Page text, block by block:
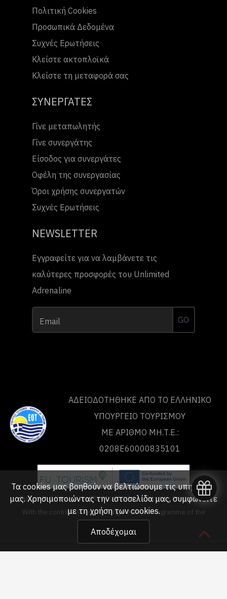
Πολιτική Cookies
Προσωπικά Δεδομένα
Συχνές Ερωτήσεις
Κλείστε ακτοπλοϊκά
Κλείστε τη μεταφορά σας
ΣΥΝΕΡΓΑΤΕΣ
Γίνε μεταπωλητής
Γίνε συνεργάτης
Είσοδος για συνεργάτες
Οφέλη της συνεργασίας
Όροι χρήσης συνεργατών
Συχνές Ερωτήσεις
NEWSLETTER
Εγγραφείτε για να λαμβάνετε τις
καλύτερες προσφορές του Unlimited
Adrenaline
Email GO
ΑΔΕΙΟΔΟΤΗΘΗΚΕ ΑΠΟ ΤO ΕΛΛΗΝΙΚΟ
ΥΠΟΥΡΓΕΙΟ ΤΟΥΡΙΣΜΟΥ
ΜΕ ΑΡΙΘΜΟ ΜΗ.Τ.Ε.:
0208Ε60000835101
Supported through the FU-TOURISM Acceleration Programme
With the contribution of the Single Market Programme of the
European Union
Τα cookies μας βοηθούν να βελτιώσουμε τις υπηρεσίες
μας. Χρησιμοποιώντας την ιστοσελίδα μας, συμφωνείτε
με τηχρήση των cookies.
Αποδέχομαι